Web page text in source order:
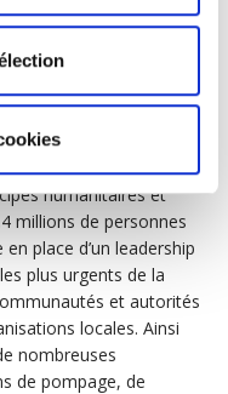
tout le pays qui ont été
fuir vers notre région. »
une réponse
urgents et critiques de la
humanitaires et
millions de personnes
place d’un leadership
plus urgents de la
et autorités
locales. Ainsi
nombreuses
de pompage, de